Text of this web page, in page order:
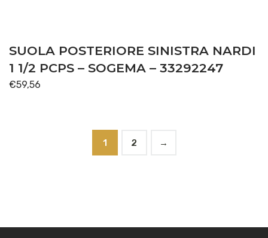
SUOLA POSTERIORE SINISTRA NARDI
1 1/2 PCPS – SOGEMA – 33292247
€59,56
1 2 →